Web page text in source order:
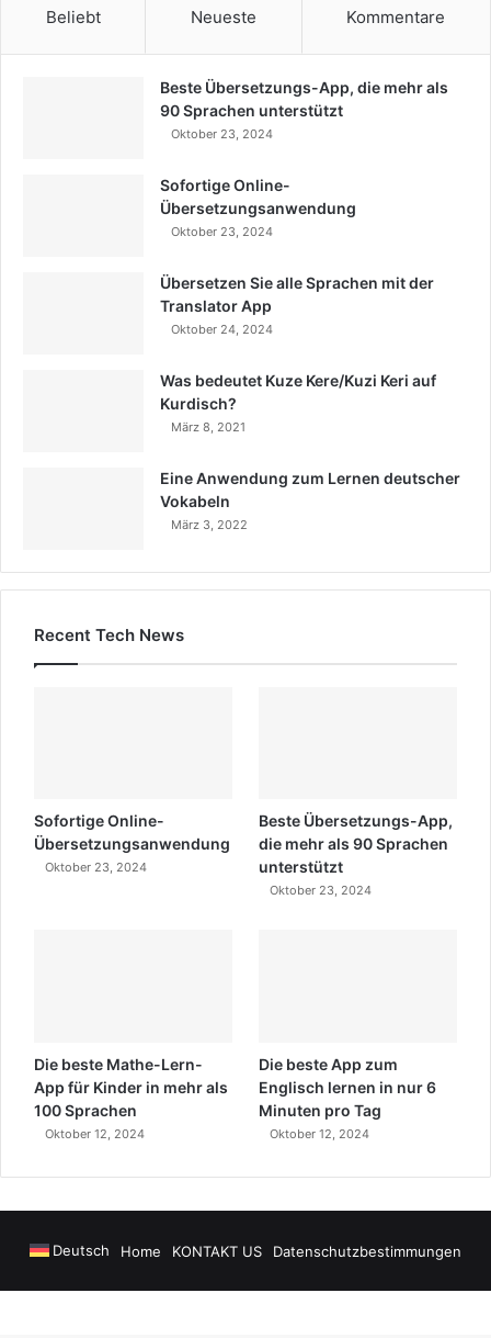
Beliebt Neueste Kommentare
Beste Übersetzungs-App, die mehr als
90 Sprachen unterstützt
Oktober 23, 2024
Sofortige Online-
Übersetzungsanwendung
Oktober 23, 2024
Übersetzen Sie alle Sprachen mit der
Translator App
Oktober 24, 2024
Was bedeutet Kuze Kere/Kuzi Keri auf
Kurdisch?
März 8, 2021
Eine Anwendung zum Lernen deutscher
Vokabeln
März 3, 2022
Recent Tech News
Sofortige Online-
Übersetzungsanwendung
Oktober 23, 2024
Beste Übersetzungs-App,
die mehr als 90 Sprachen
unterstützt
Oktober 23, 2024
Die beste Mathe-Lern-
App für Kinder in mehr als
100 Sprachen
Oktober 12, 2024
Die beste App zum
Englisch lernen in nur 6
Minuten pro Tag
Oktober 12, 2024
Deutsch Home KONTAKT US Datenschutzbestimmungen